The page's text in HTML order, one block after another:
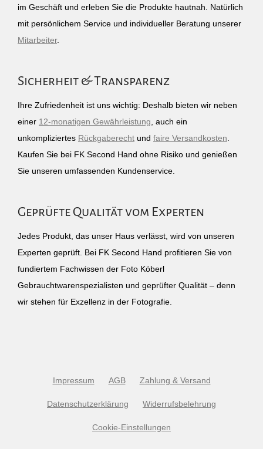
im Geschäft und erleben Sie die Produkte hautnah. Natürlich
mit persönlichem Service und individueller Beratung unserer
Mitarbeiter.
Sicherheit & Transparenz
Ihre Zufriedenheit ist uns wichtig: Deshalb bieten wir neben
einer 12-monatigen Gewährleistung , auch ein
unkompliziertes Rückgaberecht und faire Versandkosten
Kaufen Sie bei FK Second Hand ohne Risiko und genießen
Sie unseren umfassenden Kundenservice.
Geprüfte Qualität vom Experten
Jedes Produkt, das unser Haus verlässt, wird von unseren
Experten geprüft. Bei FK Second Hand profitieren Sie von
fundiertem Fachwissen der Foto Köberl
Gebrauchtwarenspezialisten und geprüfter Qualität – denn
wir stehen für Exzellenz in der Fotografie.
Impressum AGB Zahlung & Versand
Datenschutzerklärung Widerrufsbelehrung
Cookie-Einstellungen